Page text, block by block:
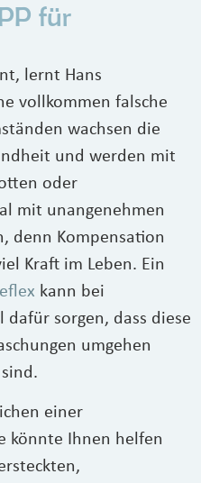
für
lernt Hans
vollkommen falsche
wachsen die
und werden mit
oder
mit unangenehmen
denn Kompensation
Kraft im Leben. Ein
kann bei
dafür sorgen, dass diese
umgehen
einer
könnte Ihnen helfen